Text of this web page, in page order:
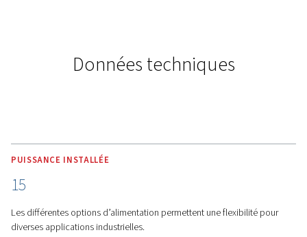
Airlogic2T et performances
optimales
Gestion intelligente avec Airlogic²T-Le contrôleur
est essentiel pour un fonctionnement efficace. Cet outil